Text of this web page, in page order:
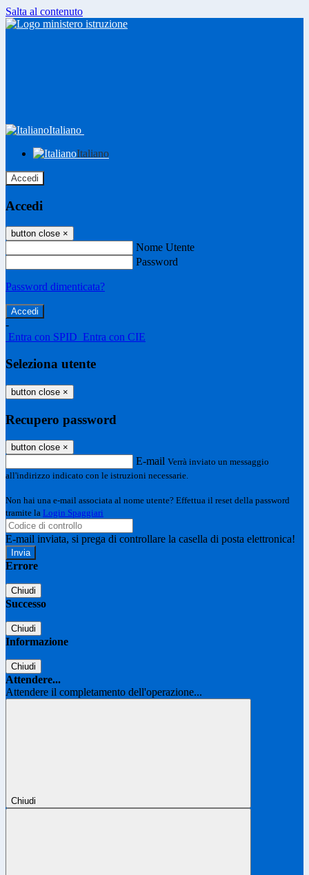
Salta al contenuto
Italiano
Italiano
Accedi
Accedi
button close ×
Nome Utente
Password
Password dimenticata?
-
Entra con SPID Entra con CIE
Seleziona utente
button close ×
Recupero password
button close ×
E-mail Verrà inviato un messaggio
all'indirizzo indicato con le istruzioni necessarie.
Non hai una e-mail associata al nome utente? Effettua il reset della password
tramite la Login Spaggiari
E-mail inviata, si prega di controllare la casella di posta elettronica!
Errore
Chiudi
Successo
Chiudi
Informazione
Chiudi
Attendere...
Attendere il completamento dell'operazione...
Chiudi